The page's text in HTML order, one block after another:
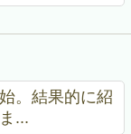
。結果的に紹
...